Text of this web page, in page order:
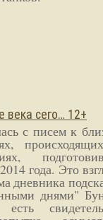
сего… 12+
с писем к
года. Это
дневника
днями"